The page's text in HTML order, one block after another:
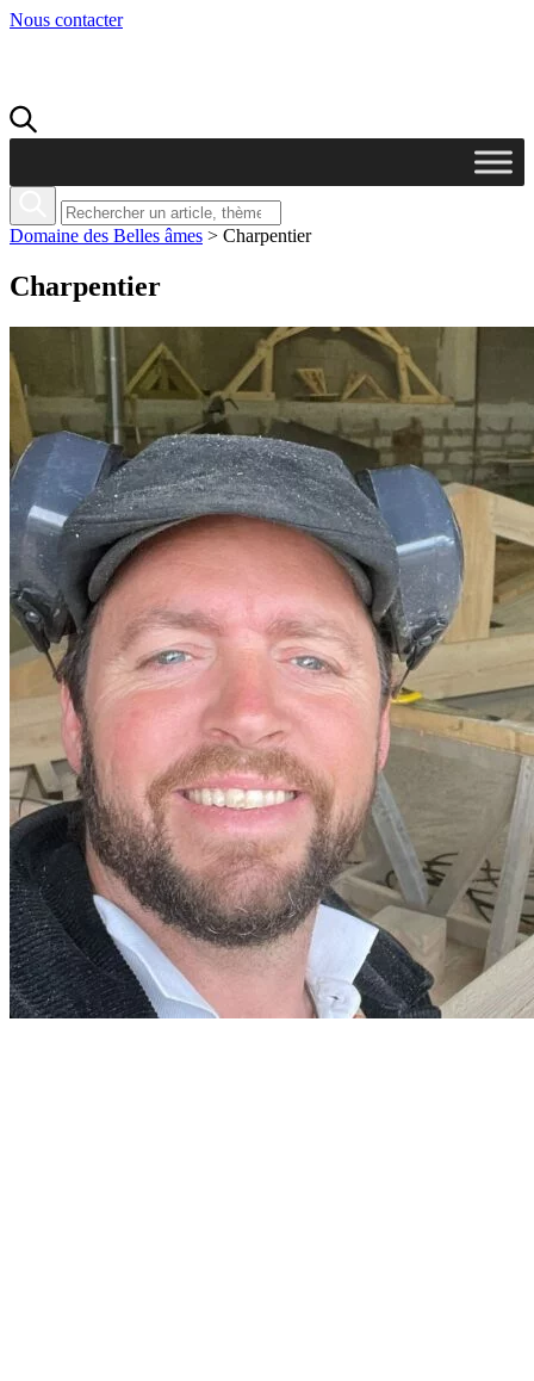
Nous contacter
Domaine des Belles âmes > Charpentier
Charpentier